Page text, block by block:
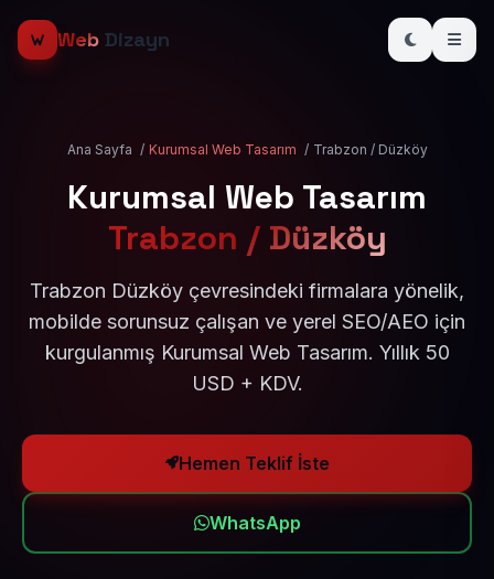
Web Dizayn
Ana Sayfa / Kurumsal Web Tasarım / Trabzon / Düzköy
Kurumsal Web Tasarım
Trabzon / Düzköy
Trabzon Düzköy çevresindeki firmalara yönelik,
mobilde sorunsuz çalışan ve yerel SEO/AEO için
kurgulanmış Kurumsal Web Tasarım. Yıllık 50
USD + KDV.
Hemen Teklif İste
WhatsApp